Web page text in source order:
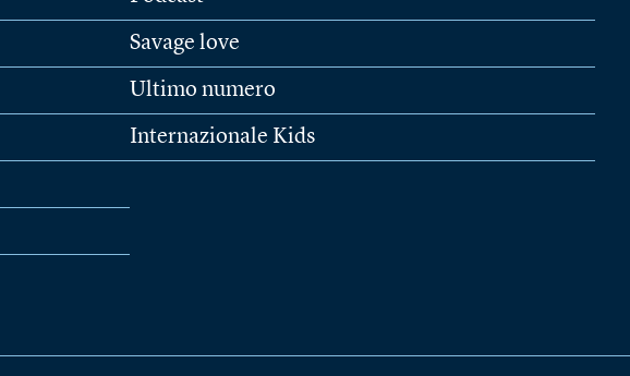
Savage love
Ultimo numero
Internazionale Kids